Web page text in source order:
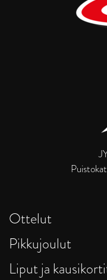
Ottelut
Pikkujoulut
Liput ja